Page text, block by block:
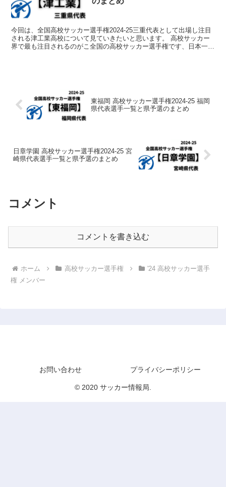
今回は、全国高校サッカー選手権2024-25三重代表として出場し注目
される津工業高校について見ていきたいと思います。 高校サッカー
界で最も注目されるのがこ全国の高校サッカー選手権です、日本一を
東福岡 高校サッカー選手権2024-25 福岡
県代表選手一覧と県予選のまとめ
日章学園 高校サッカー選手権2024-25 宮
崎県代表選手一覧と県予選のまとめ
コメント
コメントを書き込む
ホーム 高校サッカー選手権
'24 高校サッカー選手
権 メンバー
お問い合わせ プライバシーポリシー
© 2020 サッカー情報局.